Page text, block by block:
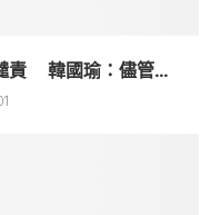
責 韓國瑜：儘管...